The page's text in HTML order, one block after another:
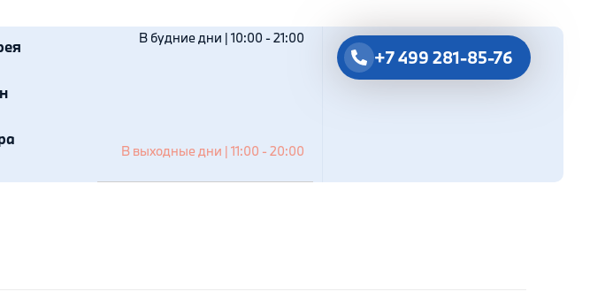
В будние дни | 10:00 - 21:00
В выходные дни | 11:00 - 20:00
+7 499 281-85-76